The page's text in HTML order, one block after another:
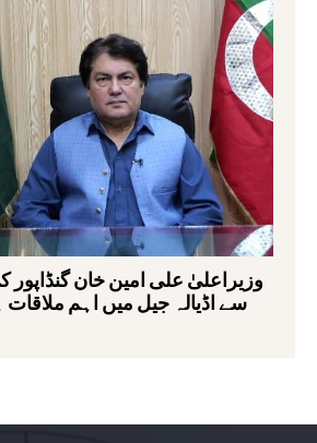
وزیراعلیٰ علی امین خان
سے اڈیالہ جیل میں اہم